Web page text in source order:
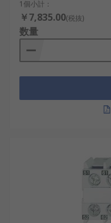
1個小計：
￥7,835.00(税抜)
数量